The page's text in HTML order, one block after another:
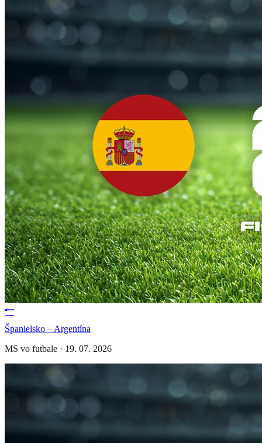
Španielsko – Argentína
MS vo futbale · 19. 07. 2026